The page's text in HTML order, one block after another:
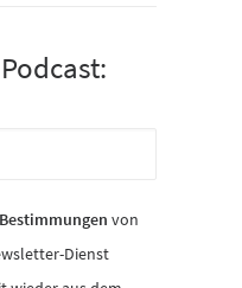
von
Dienst